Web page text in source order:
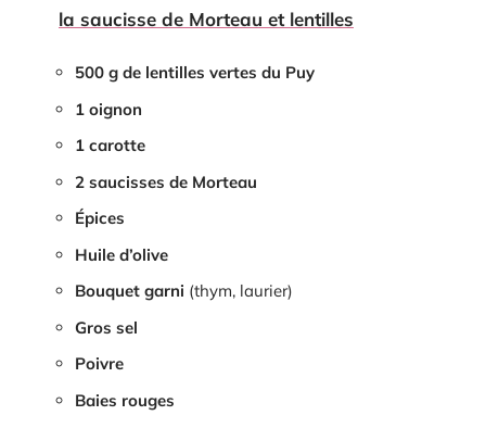
la saucisse de Morteau et lentilles
500 g de lentilles vertes du Puy
1 oignon
1 carotte
2 saucisses de Morteau
Épices
Huile d’olive
Bouquet garni (thym, laurier)
Gros sel
Poivre
Baies rouges